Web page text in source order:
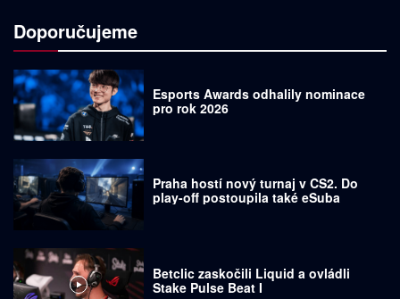
Doporučujeme
Esports Awards odhalily nominace
pro rok 2026
Praha hostí nový turnaj v CS2. Do
play-off postoupila také eSuba
Betclic zaskočili Liquid a ovládli
Stake Pulse Beat I